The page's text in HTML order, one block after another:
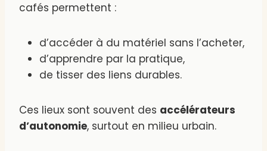
cafés permettent :
d’accéder à du matériel sans l’acheter,
d’apprendre par la pratique,
de tisser des liens durables.
Ces lieux sont souvent des accélérateurs
d’autonomie, surtout en milieu urbain.